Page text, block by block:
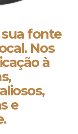
fonte
Nos
à
e